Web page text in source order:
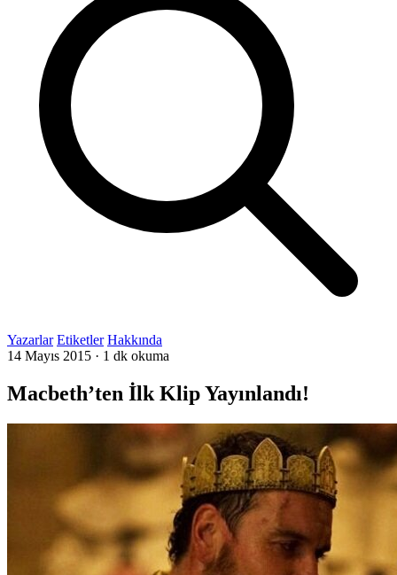
Yazarlar Etiketler Hakkında
14 Mayıs 2015 · 1 dk okuma
Macbeth’ten İlk Klip Yayınlandı!